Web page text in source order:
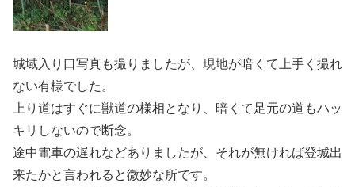
城域入り口写真も撮りましたが、現地が暗くて上手く撮れ
ない有様でした。
上り道はすぐに獣道の様相となり、暗くて足元の道もハッ
キリしないので断念。
途中電車の遅れなどありましたが、それが無ければ登城出
来たかと言われると微妙な所です。